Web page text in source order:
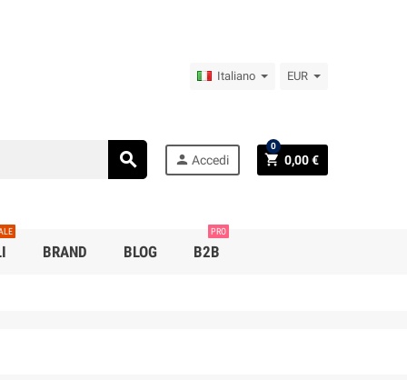
Italiano EUR
search person Accedi shopping_cart 0,00 €
0
BRAND BLOG B2B
PRO